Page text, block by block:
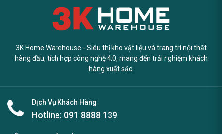
3K Home Warehouse - Siêu thị kho vật liệu và trang trí nội thất
hàng đầu, tích hợp công nghệ 4.0, mang đến trải nghiệm khách
hàng xuất sắc.
Dịch Vụ Khách Hàng
Hotline: 091 8888 139